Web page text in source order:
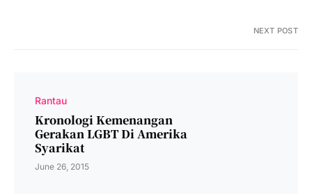
NEXT POST
Rantau
Kronologi Kemenangan
Gerakan LGBT Di Amerika
Syarikat
June 26, 2015